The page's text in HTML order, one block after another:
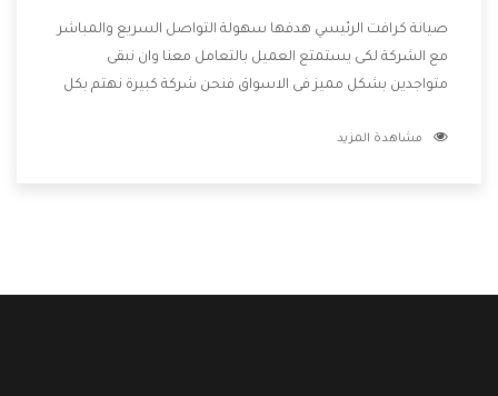
صيانة كرافت الرئيسي هدفها سهولة التواصل السريع والمباشر
مع الشركة لكى يستمتع العميل بالتعامل معنا وان نبقى
متواجدين بشكل مميز فى الاسواق فنحن شركة كبيرة نهتم بكل
الشركة بها والتى تكون منها خدمة الصيانة التى تكون من أهم
مشاهدة المزيد